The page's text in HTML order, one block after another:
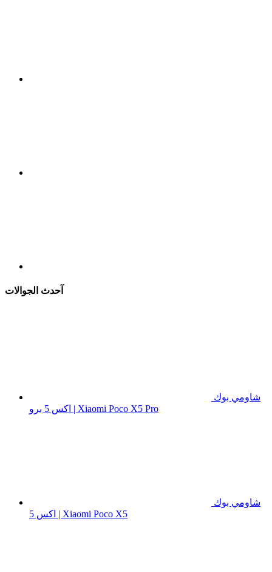
آحدث الجوالات
شاومي بوك
اكس 5 برو | Xiaomi Poco X5 Pro
شاومي بوك
اكس 5 | Xiaomi Poco X5